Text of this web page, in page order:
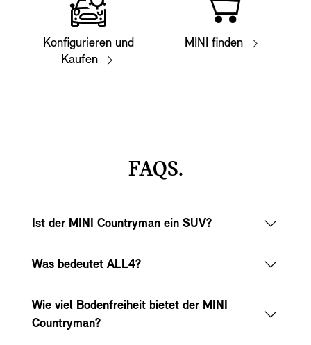
Konfigurieren und
Kaufen
MINI finden
FAQS.
Ist der MINI Countryman ein SUV?
Was bedeutet ALL4?
Wie viel Bodenfreiheit bietet der MINI
Countryman?